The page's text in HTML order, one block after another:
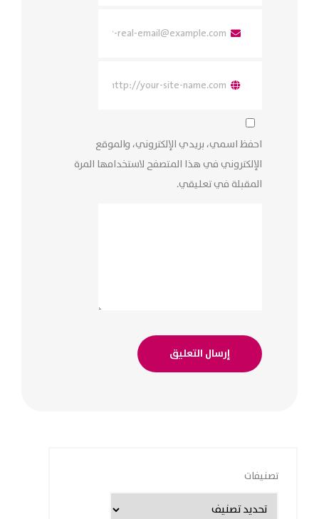
احفظ اسمي، بريدي الإلكتروني، والموقع
الإلكتروني في هذا المتصفح لاستخدامها المرة
المقبلة في تعليقي.
تصنيفات